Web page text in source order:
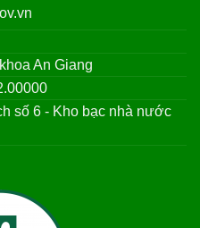
An Giang
số 6 - Kho bạc nhà nước